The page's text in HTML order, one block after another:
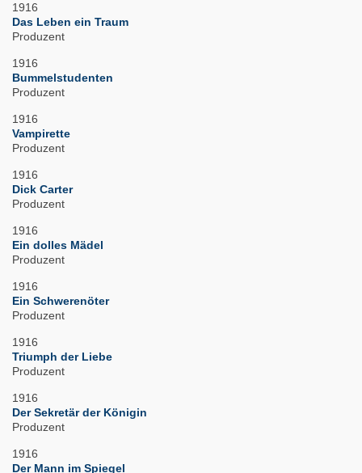
1916
Das Leben ein Traum
Produzent
1916
Bummelstudenten
Produzent
1916
Vampirette
Produzent
1916
Dick Carter
Produzent
1916
Ein dolles Mädel
Produzent
1916
Ein Schwerenöter
Produzent
1916
Triumph der Liebe
Produzent
1916
Der Sekretär der Königin
Produzent
1916
Der Mann im Spiegel